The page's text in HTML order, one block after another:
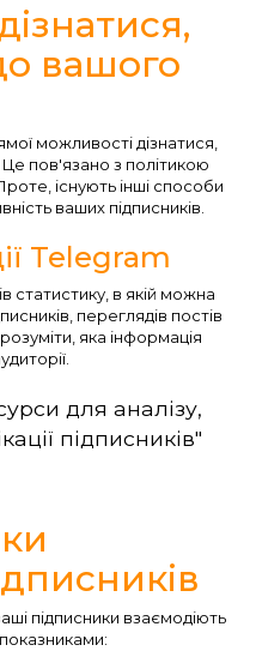
вашого
можливості дізнатися,
пов'язано з політикою
існують інші способи
ваших підписників.
Telegram
статистику, в якій можна
переглядів постів
яка інформація
для аналізу,
підписників"
підписники взаємодіють